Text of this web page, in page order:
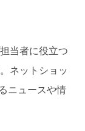
当者に役立つ
ネットショッ
ニュースや情